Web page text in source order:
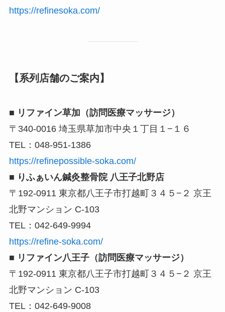
https://refinesoka.com/
【系列店舗のご案内】
■ リファイン草加（訪問医療マッサージ）
〒340-0016 埼玉県草加市中央１丁目１−１６
TEL：048-951-1386
https://refinepossible-soka.com/
■ りふぁいん鍼灸整骨院 八王子北野店
〒192-0911 東京都八王子市打越町３４５−２ 京王
北野マンション C-103
TEL：042-649-9994
https://refine-soka.com/
■ リファイン八王子（訪問医療マッサージ）
〒192-0911 東京都八王子市打越町３４５−２ 京王
北野マンション C-103
TEL：042-649-9008